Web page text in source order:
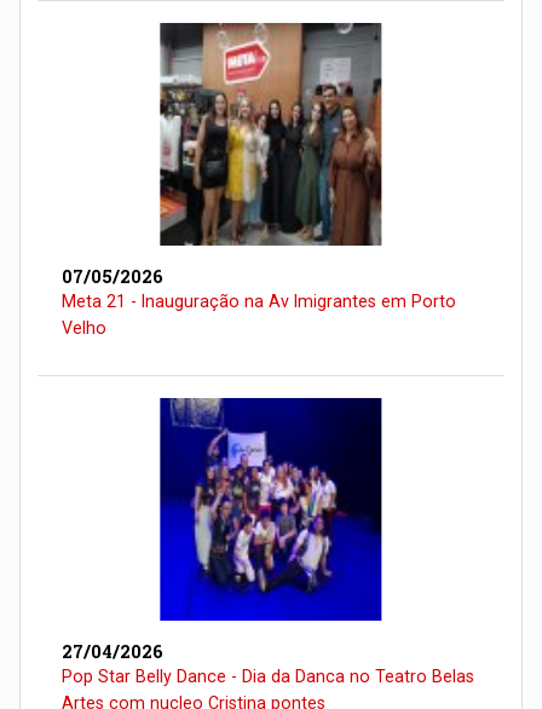
07/05/2026
Meta 21 - Inauguração na Av Imigrantes em Porto
Velho
27/04/2026
Pop Star Belly Dance - Dia da Danca no Teatro Belas
Artes com nucleo Cristina pontes